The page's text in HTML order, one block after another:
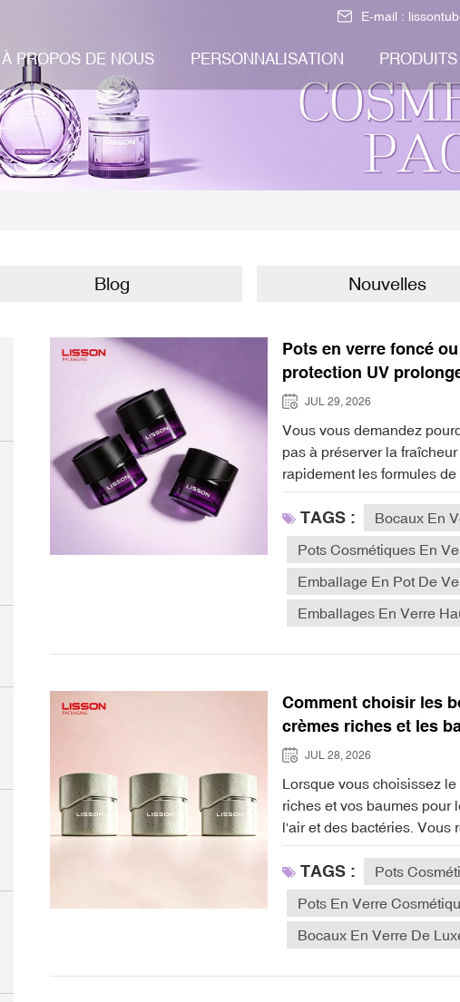
E-mail :
À PROPOS DE NOUS PERSONNALISATION PRODUITS
Blog Nouvelles
Pots en verre foncé
protection UV
soinJUL 29, 2026
Vous vous demandez pourquoi les flacons en verre transparent ne parviennent pas à préserver la fraîcheur des ingrédients actifs ? La lumière endommage rapidement les formules de soins pour la peau sensibles, ce qui inquiète les marques de cosmétiques et les consommateurs quant à la durée de conservation des produits. bocaux en verre foncé Résolvez ce problème en offrant une protection UV essentielle, contrairement aux emballages transparents classiques. Le choix d'un verre foncé plutôt que de matériaux transparents est crucial pour prévenir la photo-oxydation. Cet emballage intelligent assure une protection fiable à vos produits de soin. Points clés à retenirLa lumière dégrade rapidement les principes actifs contenus dans les bocaux en verre transparent.Le verre foncé bloque les rayons UV nocifs et préserve la fraîcheur de vos crèmes de soin.Les pots ambrés et bleu cobalt prolongent la durée de conservation du produit en le protégeant des dommages causés par la lumière.Les contenants bloquant les UV aident les marques à utiliser moins de conservateurs synthétiques dans les produits de soins de la peau naturels.Lisson propose des emballages protecteurs en verre foncé pour préserver la qualité et la stabilité des formules de soins de luxe. La science de la photo-oxydation dans les produits de soin de la peauImpact des rayons UVA et UVBLa lumière du jour provoque une photo-oxydation de vos soins de la peau préférés. Le verre transparent standard bloque complètement les rayons UVB. Cependant, les rayons UVA traversent facilement les parois transparentes des contenants.Paroi du conteneur / Matériau en verreTaux de transmission des UVATaux de transmission des UVBVerre ordinaire lisseTransmission élevée (jusqu'à 74,3 %)Totalement bloqué (0%)Verre teinté bleuTransmission modérée (jusqu'à 56,8 %)Totalement bloqué (0%)Les rayonnements non filtrés détruisent les structures chimiques sensibles contenues dans les pots ordinaires. Une forte exposition aux rayonnements menace la stabilité de votre crème quotidienne. Actifs vulnérables et rétinolLes rayonnements non protégés dégradent rapidement les ingrédients photosensibles comme le rétinol et les antioxydants essentiels. Par exemple, les rayons ultraviolets accélèrent la dégradation de la vitamine C naturelle d'environ 70 fois par rapport à une conservation à l'abri de la lumière. Les puissants composés actifs perdent rapidement leur efficacité biologique naturelle lorsqu'on laisse des contenants transparents exposés à la lumière directe du soleil. Les marques de cosmétiques privilégient les emballages en verre foncé, comme les pots cosmétiques en verre ambré de Lisson, pour protéger ces nutriments actifs fragiles. Oxydation moléculaire et rancissementLes rayonnements non filtrés détruisent les huiles végétales et les bases lipidiques des produits de soin de luxe. Les transferts d'énergie produisent des radicaux libres agressifs au sein de ces bases huileuses délicates.Catégorie de marqueur d'oxydationMarqueurs chimiques/analytiquesContexte / ImportanceHydroperoxydes d'acide linoléique (AL)• 9-LAOOH• 13-LAOOHIdentifie l'auto-oxydation radicalaire dans les bases lipidiques.Indicateurs standard• Indice de peroxyde (IP)• Indice d'acidité (IA)Mesure l'oxydation lipidique globale dans les formulations de soins de la peau.Ces processus d'oxydation entraînent le rancissement, de
TAGS :
Bocaux En
Pots Cosmétiques En
Emballage En Pot De
Emballages En Verre
Comment choisir les
crèmes riches et les
JUL 28, 2026
Lorsque vous choisissez le bon pots cosmétiques en verre Pour vos crèmes riches et vos baumes pour les yeux, vous protégez leur formule de la lumière, de l'air et des bactéries. Vous recherchez des pots qui préservent la fraîcheur et l'efficacité de vos soins, tout en permettant de prélever facilement jusqu'à la dernière goutte. La compatibilité des matériaux, la taille du pot et une fermeture hermétique sont essentielles pour l'hygiène et la praticité. L'aspect et le toucher d'un pot en verre épais confèrent une impression de luxe et permettent aux clients d'admirer le produit. Opter pour des solutions durables témoigne de votre engagement environnemental. Grâce à des emballages haut de gamme comme les solutions personnalisées de LISSON, vous pouvez sublimer la présentation de vos produits et valoriser votre marque dès le premier jour. Points clés à retenirChoisissez des pots en verre pour protéger vos soins de la peau de la lumière, de l'air et des bactéries, garantissant ainsi la fraîcheur et l'efficacité du produit.Choisissez des pots à large ouverture pour les crèmes épaisses et des pots plus petits pour les produits légers afin d'optimiser l'utilisation et de réduire le gaspillage.Optez pour un emballage en verre écologique pour démontrer votre engagement en faveur du développement durable et attirer une clientèle soucieuse de l'environnement.Personnalisez vos bocaux pour qu'ils correspondent à l'image de votre marque, en utilisant des designs et des finitions uniques pour vous démarquer sur le marché.Veillez à utiliser des couvercles hermétiques dans vos pots afin de maintenir l'hygiène et d'éviter toute contamination, pour que vos soins de la peau restent sûrs et efficaces. Pourquoi les bocaux en verre sont les meilleurs pour les soins de la peau Avantages matérielsVous souhaitez que vos soins restent purs et efficaces. Les pots cosmétiques en verre offrent plusieurs avantages par rapport aux contenants en plastique ou en métal. Le verre est chimiquement inerte et ne réagit donc jamais avec vos crèmes ou baumes. Vous évitez toute contamination indésirable, car le verre ne libère ni substances chimiques ni toxines dans vos soins. C'est particulièrement important si vous utilisez des formules bio ou pour peaux sensibles.Le verre constitue une barrière complète à l'oxygène, ce qui contribue à prévenir l'oxydation de vos produits de soin.Le verre ambré peut bloquer jusqu'à 99 % des rayons UV, protégeant ainsi des ingrédients comme les rétinoïdes et les vitamines qui se dégradent sous l'effet de la lumière du soleil.Le verre étant non poreux, l'air et les bactéries ne peuvent ni pénétrer ni altérer vos crèmes.Contrairement au plastique, le verre ne se déforme pas sous l'effet de la chaleur, ce qui permet de conserver une texture constante à votre crème.En vous approvisionnant en pots en verre de luxe auprès d'un fabricant de pots pour crèmes comme Lisson, vous obtenez un verre flint d'une grande clarté, à la fois esthétique et performant. De nombreuses marques optent pour des pots cosmétiques en gros pour leurs gammes de soins de la peau, car l'emballage en verre rassure les consommateurs quant à la qualité et la sécurité. Préserver la qualité des produitsVous souhaitez que vos soins de la peau durent le plus longtemps possible et conservent toute leur efficacité. Les pots cosmétiques en verre, disponibles en gros, contribuent à préserver la durée de conservation et l'efficacité des crèmes riches et des baumes pour les yeux. Opaques et
TAGS : Pots
Pots En Verre
Bocaux En Verre De